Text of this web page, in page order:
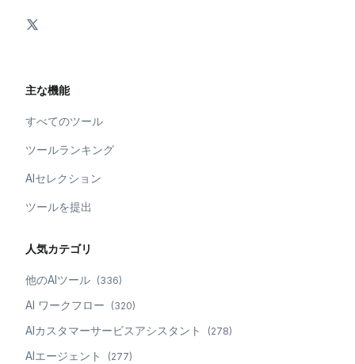
主な機能
すべてのツール
ツールランキング
AIセレクション
ツールを提出
人気カテゴリ
他のAIツール (336)
AI ワークフロー (320)
AIカスタマーサービスアシスタント (278)
AIエージェント (277)